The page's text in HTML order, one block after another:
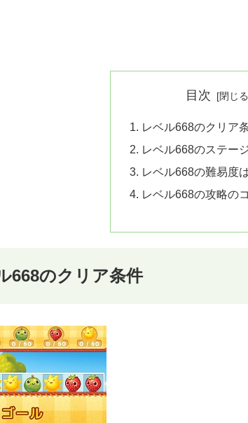
目次
レベル668のクリア
レベル668のステー
レベル668の難易度
レベル668の攻略の
668のクリア条件